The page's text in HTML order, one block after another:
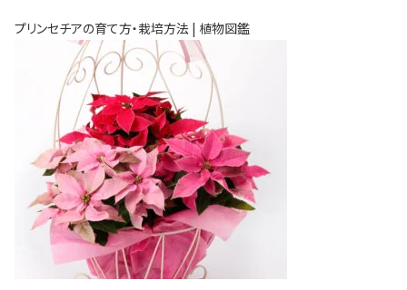
プリンセチアの育て方・栽培方法 | 植物図鑑